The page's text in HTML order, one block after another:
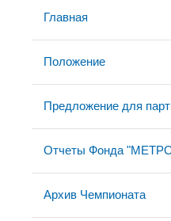
Главная
Положение
Предложение для
Отчеты Фонда
Архив Чемпионата